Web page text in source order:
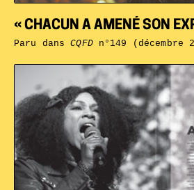
« CHACUN A AMENÉ SON
Paru dansCQFDn°149 (décembre